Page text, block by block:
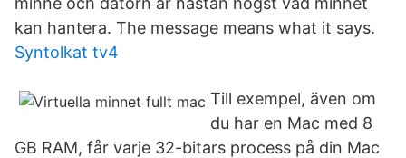
kan hantera. The message means what it says.
Syntolkat tv4
Till exempel, även om
du har en Mac med 8
GB RAM, får varje 32-bitars process på din Mac